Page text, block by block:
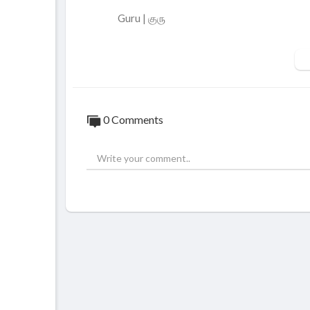
Guru | குரு
To catch us on Website :https://
0 Comments